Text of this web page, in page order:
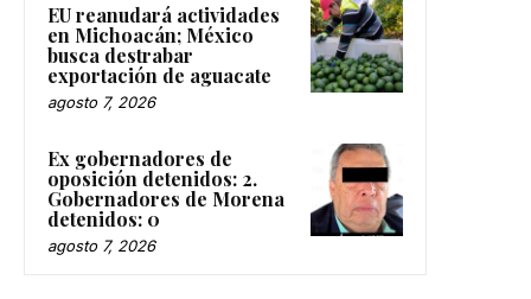
EU reanudará actividades
en Michoacán; México
busca destrabar
exportación de aguacate
agosto 7, 2026
Ex gobernadores de
oposición detenidos: 2.
Gobernadores de Morena
detenidos: 0
agosto 7, 2026